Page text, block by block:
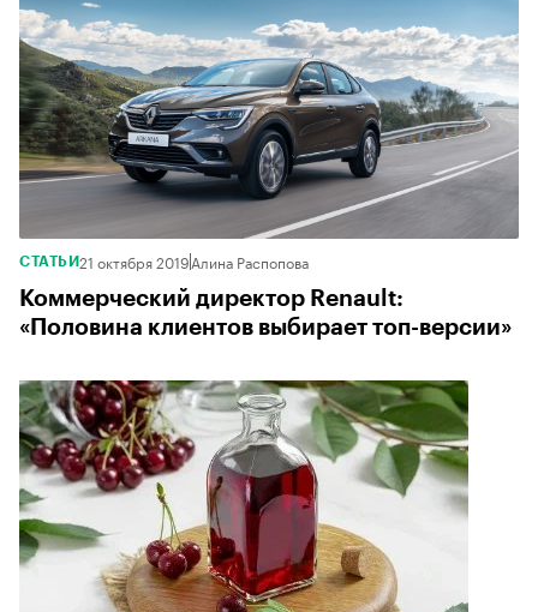
СТАТЬИ21 октября 2019Алина Распопова
Коммерческий директор Renault:
«Половина клиентов выбирает топ-версии»